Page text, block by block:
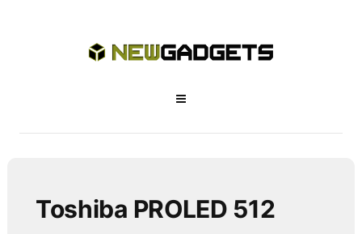
Toshiba PROLED 512